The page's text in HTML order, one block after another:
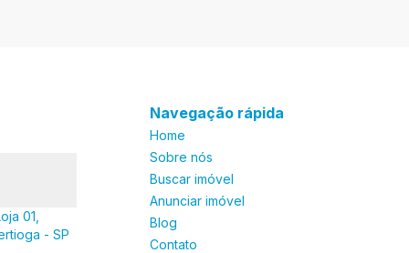
01,
- SP
Navegação rápida
Home
Sobre nós
Buscar imóvel
Anunciar imóvel
Blog
Contato